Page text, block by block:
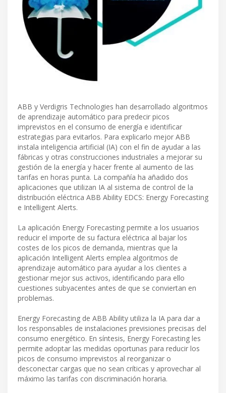
ABB y Verdigris Technologies han desarrollado algoritmos
de aprendizaje automático para predecir picos
imprevistos en el consumo de energía e identificar
estrategias para evitarlos. Para explicarlo mejor ABB
instala inteligencia artificial (IA) con el fin de ayudar a las
fábricas y otras construcciones industriales a mejorar su
gestión de la energía y hacer frente al aumento de las
tarifas en horas punta. La compañía ha añadido dos
aplicaciones que utilizan IA al sistema de control de la
distribución eléctrica ABB Ability EDCS: Energy Forecasting
e Intelligent Alerts.
La aplicación Energy Forecasting permite a los usuarios
reducir el importe de su factura eléctrica al bajar los
costes de los picos de demanda, mientras que la
aplicación Intelligent Alerts emplea algoritmos de
aprendizaje automático para ayudar a los clientes a
gestionar mejor sus activos, identificando para ello
cuestiones subyacentes antes de que se conviertan en
problemas.
Energy Forecasting de ABB Ability utiliza la IA para dar a
los responsables de instalaciones previsiones precisas del
consumo energético. En síntesis, Energy Forecasting les
permite adoptar las medidas oportunas para reducir los
picos de consumo imprevistos al reorganizar o
desconectar cargas que no sean críticas y aprovechar al
máximo las tarifas con discriminación horaria.